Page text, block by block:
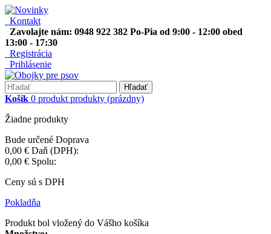
Kontakt
Zavolajte nám: 0948 922 382 Po-Pia od 9:00 - 12:00 obed
13:00 - 17:30
Registrácia
Prihlásenie
Hľadať
Košík 0 produkt produkty (prázdny)
Žiadne produkty
Bude určené Doprava
0,00 € Daň (DPH):
0,00 € Spolu:
Ceny sú s DPH
Pokladňa
Produkt bol vložený do Vášho košíka